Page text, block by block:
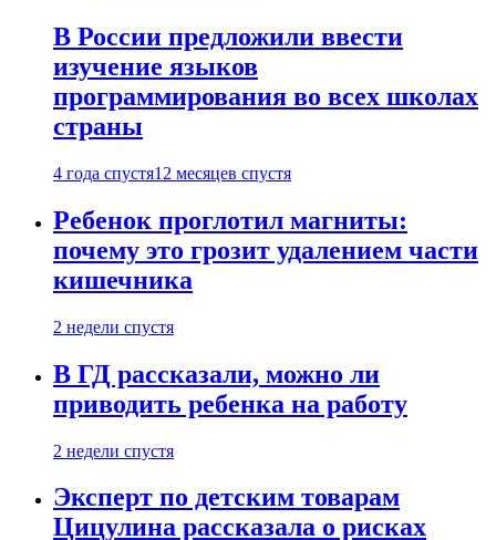
В России предложили ввести
изучение языков
программирования во всех школах
страны
4 года спустя12 месяцев спустя
Ребенок проглотил магниты:
почему это грозит удалением части
кишечника
2 недели спустя
В ГД рассказали, можно ли
приводить ребенка на работу
2 недели спустя
Эксперт по детским товарам
Цицулина рассказала о рисках